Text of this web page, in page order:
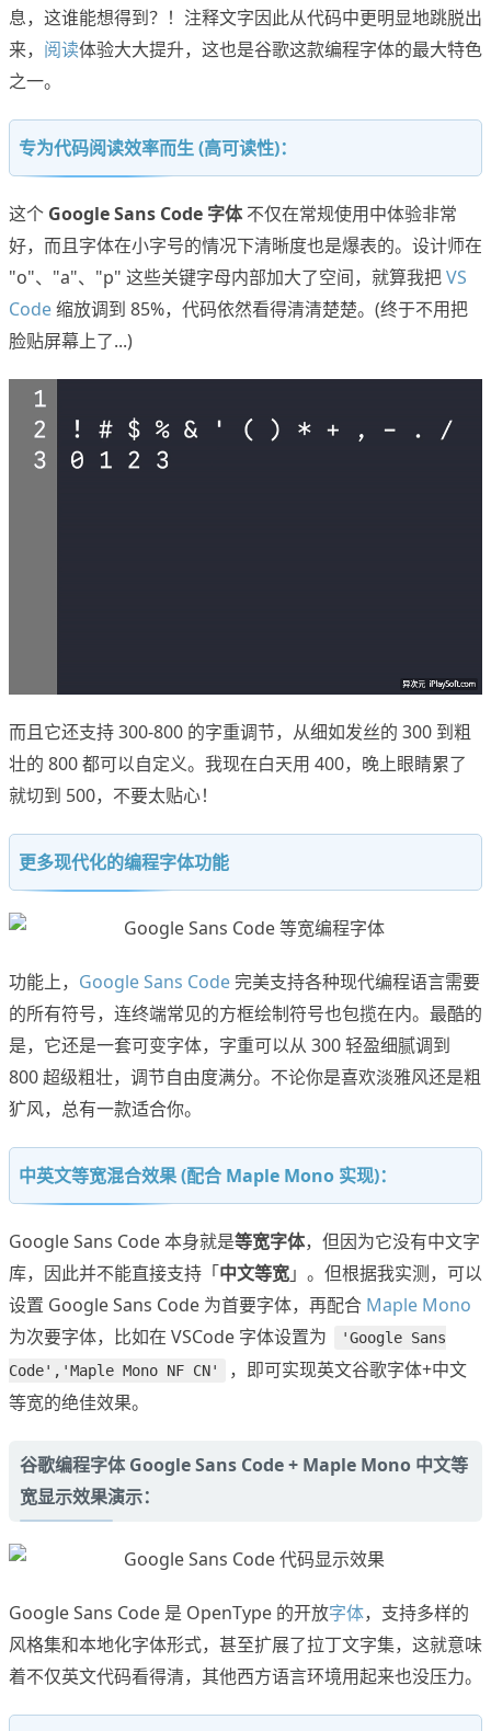
息，这谁能想得到？！注释文字因此从代码中更明显地跳脱出
来， 阅读体验大大提升，这也是谷歌这款编程字体的最大特色
之一。
专为代码阅读效率而生 (高可读性)：
这个 Google Sans Code 字体不仅在常规使用中体验非常
好，而且字体在小字号的情况下清晰度也是爆表的。设计师在
"o"、"a"、"p" 这些关键字母内部加大了空间，就算我把VS
Code缩放调到 85%，代码依然看得清清楚楚。(终于不用把
脸贴屏幕上了...)
而且它还支持 300-800 的字重调节，从细如发丝的 300 到粗
壮的 800 都可以自定义。我现在白天用 400，晚上眼睛累了
就切到 500，不要太贴心！
更多现代化的编程字体功能
功能上， Google Sans Code 完美支持各种现代编程语言需要
的所有符号，连终端常见的方框绘制符号也包揽在内。最酷的
是，它还是一套可变字体，字重可以从 300 轻盈细腻调到
800 超级粗壮，调节自由度满分。不论你是喜欢淡雅风还是粗
犷风，总有一款适合你。
中英文等宽混合效果 (配合 Maple Mono 实现)：
Google Sans Code 本身就是等宽字体，但因为它没有中文字
库，因此并不能直接支持「中文等宽」。但根据我实测，可以
设置 Google Sans Code 为首要字体，再配合 Maple Mono
为次要字体，比如在 VSCode 字体设置为
'Google Sans
Code','Maple Mono NF CN'
，即可实现英文谷歌字体+中文
等宽的绝佳效果。
谷歌编程字体 Google Sans Code + Maple Mono 中文等
宽显示效果演示：
Google Sans Code 是 OpenType 的开放字体，支持多样的
风格集和本地化字体形式，甚至扩展了拉丁文字集，这就意味
着不仅英文代码看得清，其他西方语言环境用起来也没压力。